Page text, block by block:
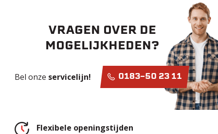
VRAGEN OVER DE
MOGELIJKHEDEN?
Bel onze servicelijn! 0183-50 23 11
Flexibele openingstijden